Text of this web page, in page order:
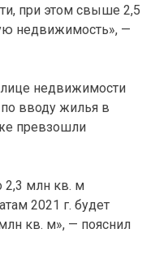
при этом свыше 2,5
недвижимость», —
недвижимости
вводу жилья в
превзошли
2,3 млн кв. м
2021 г. будет
кв. м», — пояснил